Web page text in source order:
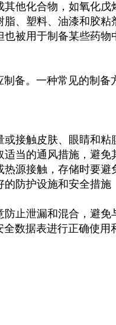
他化合物，如氧化戊
脂、塑料、油漆和胶粘
被用于制备某些药物
备。一种常见的制
接触皮肤、眼睛和粘
适当的通风措施，避免
热源接触，存储时要避
的防护设施和安全措
止泄漏和混合，避免
数据表进行正确使用